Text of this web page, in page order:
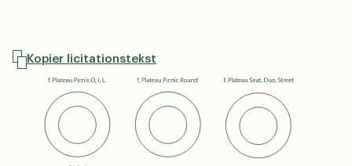
Kopier licitationstekst